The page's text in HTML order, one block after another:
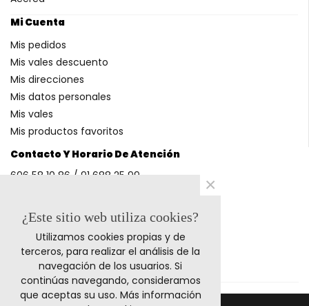
Contacto Y Horario De Atención
606 58 10 86 / 91 688 25 99
Métodos De Pago
Mi Cuenta
Mis pedidos
Mis vales descuento
Mis direcciones
Mis datos personales
Mis vales
Mis productos favoritos
¿Este sitio web utiliza cookies?
Utilizamos cookies propias y de
terceros, para realizar el análisis de la
navegación de los usuarios. Si
continúas navegando, consideramos
que aceptas su uso. Más información
×